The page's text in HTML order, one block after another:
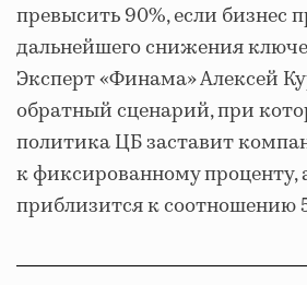
превысить 90%, если бизнес
дальнейшего снижения
Эксперт «Финама» Алексей
обратный сценарий, при
политика ЦБ заставит
к фиксированному проценту,
приблизится к соотношению